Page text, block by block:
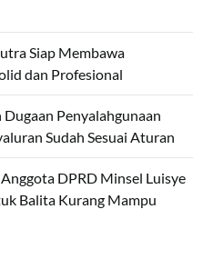
Siap Membawa
dan Profesional
Penyalahgunaan
Sudah Sesuai Aturan
DPRD Minsel Luisye
Balita Kurang Mampu